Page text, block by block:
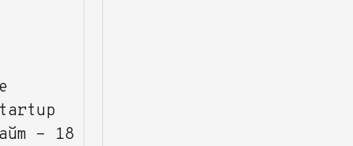
- 18